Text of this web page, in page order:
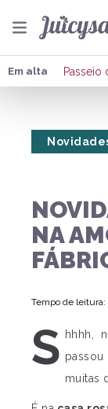
Em alta Passeio
NA
Tempo de
S hhhh,
muitas